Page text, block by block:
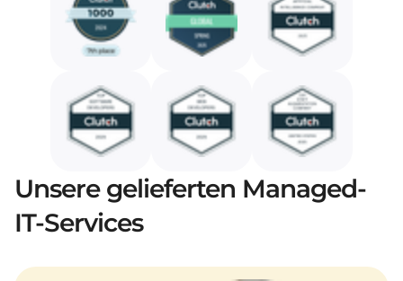
Unsere gelieferten Managed-
IT-Services